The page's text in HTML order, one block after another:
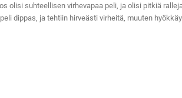
olisi suhteellisen virhevapaa peli, ja olisi pitkiä
dippas, ja tehtiin hirveästi virheitä, muuten